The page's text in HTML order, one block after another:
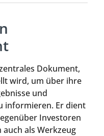
Dokument,
wird, um über ihre
und
informieren. Er dient
Investoren
als Werkzeug